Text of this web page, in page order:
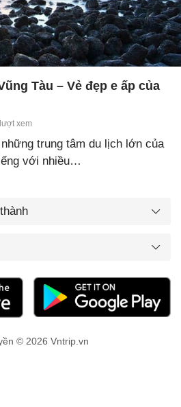
Tàu – Vẻ đẹp e ấp của
xem
trung tâm du lịch lớn của
với nhiều…
© 2026 Vntrip.vn